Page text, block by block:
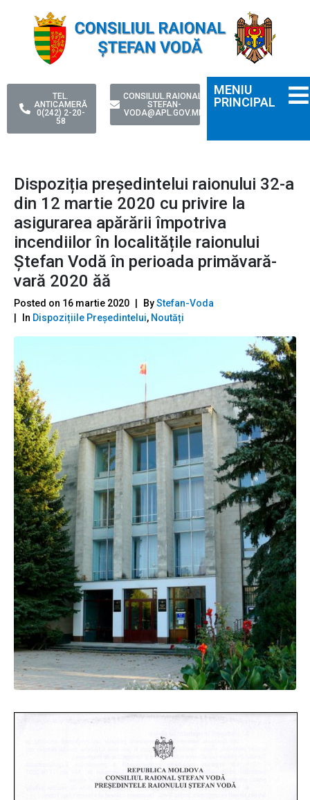
TEL.
ANTICAMERĂ
0(242) 2-20-
58
CONSILIUL.RAIONAL-
STEFAN-
VODA@APL.GOV.MD
MENIU
PRINCIPAL
Dispoziția președintelui raionului 32-a
din 12 martie 2020 cu privire la
asigurarea apărării împotriva
incendiilor în localitățile raionului
Ștefan Vodă în perioada primăvară-
vară 2020 ăă
Posted on 16 martie 2020 ByStefan-Voda
In Dispozițiile Președintelui, Noutăți